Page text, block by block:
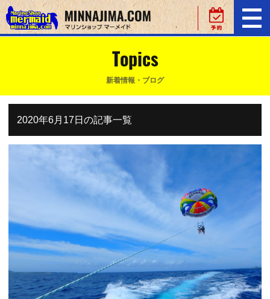
Topics
新着情報・ブログ
2020年6月17日の記事一覧